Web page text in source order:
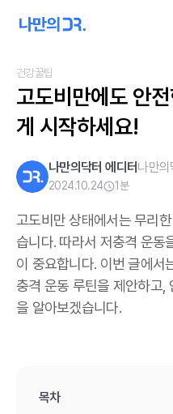
건강꿀팁
고도비만에도 안
게 시작하세요!
나만의닥터 에디터나만의
2024.10.24 1 분
고도비만 상태에서는 무리
습니다. 따라서 저충격 운동
이 중요합니다. 이번 글에서
충격 운동 루틴을 제안하고,
을 알아보겠습니다.
목차